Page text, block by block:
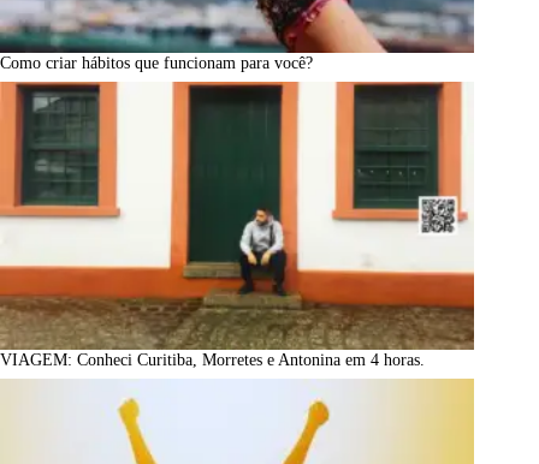
Como criar hábitos que funcionam para você?
VIAGEM: Conheci Curitiba, Morretes e Antonina em 4 horas.